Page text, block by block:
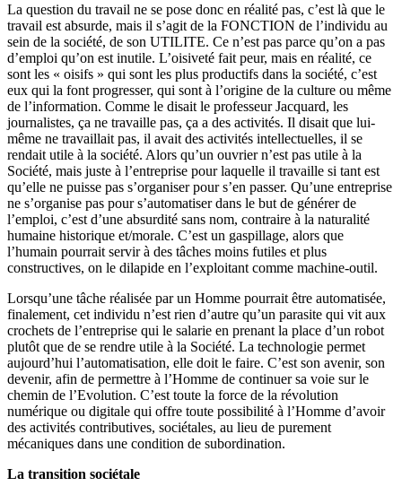
La question du travail ne se pose donc en réalité pas, c’est là que le
travail est absurde, mais il s’agit de la FONCTION de l’individu au
sein de la société, de son UTILITE. Ce n’est pas parce qu’on a pas
d’emploi qu’on est inutile. L’oisiveté fait peur, mais en réalité, ce
sont les « oisifs » qui sont les plus productifs dans la société, c’est
eux qui la font progresser, qui sont à l’origine de la culture ou même
de l’information. Comme le disait le professeur Jacquard, les
journalistes, ça ne travaille pas, ça a des activités. Il disait que lui-
même ne travaillait pas, il avait des activités intellectuelles, il se
rendait utile à la société. Alors qu’un ouvrier n’est pas utile à la
Société, mais juste à l’entreprise pour laquelle il travaille si tant est
qu’elle ne puisse pas s’organiser pour s’en passer. Qu’une entreprise
ne s’organise pas pour s’automatiser dans le but de générer de
l’emploi, c’est d’une absurdité sans nom, contraire à la naturalité
humaine historique et/morale. C’est un gaspillage, alors que
l’humain pourrait servir à des tâches moins futiles et plus
constructives, on le dilapide en l’exploitant comme machine-outil.
Lorsqu’une tâche réalisée par un Homme pourrait être automatisée,
finalement, cet individu n’est rien d’autre qu’un parasite qui vit aux
crochets de l’entreprise qui le salarie en prenant la place d’un robot
plutôt que de se rendre utile à la Société. La technologie permet
aujourd’hui l’automatisation, elle doit le faire. C’est son avenir, son
devenir, afin de permettre à l’Homme de continuer sa voie sur le
chemin de l’Evolution. C’est toute la force de la révolution
numérique ou digitale qui offre toute possibilité à l’Homme d’avoir
des activités contributives, sociétales, au lieu de purement
mécaniques dans une condition de subordination.
La transition sociétale